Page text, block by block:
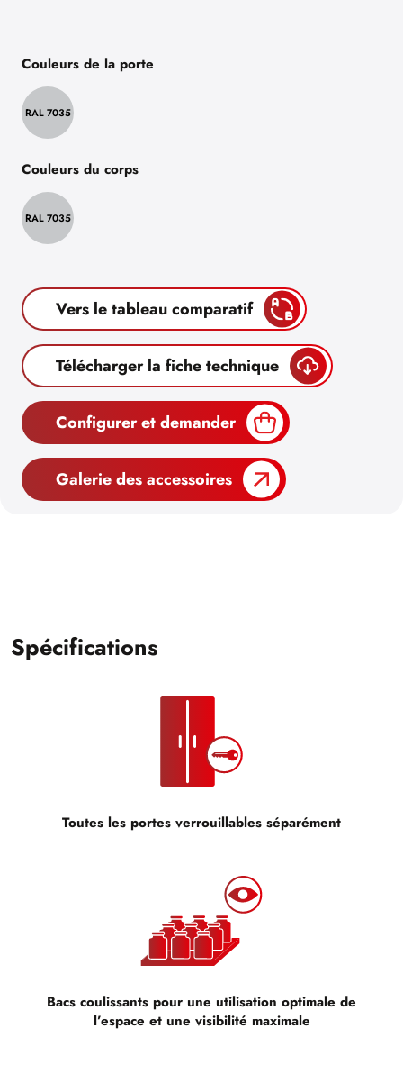
Couleurs de la porte
RAL 7035
Couleurs du corps
RAL 7035
Vers le tableau comparatif
Télécharger la fiche technique
Configurer et demander
Galerie des accessoires
Spécifications
Toutes les portes verrouillables séparément
Bacs coulissants pour une utilisation optimale de
l’espace et une visibilité maximale